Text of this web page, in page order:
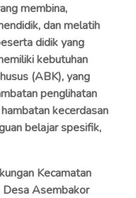
membina,
dan melatih
didik yang
kebutuhan
(ABK), yang
penglihatan
kecerdasan
belajar spesifik,
Kecamatan
Desa Asembakor